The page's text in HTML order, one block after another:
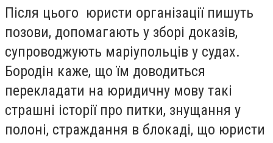
Після цього юристи організації пишуть
позови, допомагають у зборі доказів,
супроводжують маріупольців у судах.
Бородін каже, що їм доводиться
перекладати на юридичну мову такі
страшні історії про питки, знущання у
полоні, страждання в блокаді, що юристи